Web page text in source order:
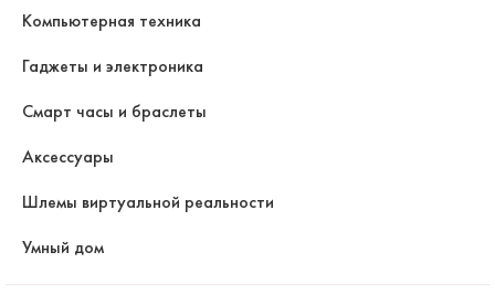
Компьютерная техника
Гаджеты и электроника
Смарт часы и браслеты
Аксессуары
Шлемы виртуальной реальности
Умный дом